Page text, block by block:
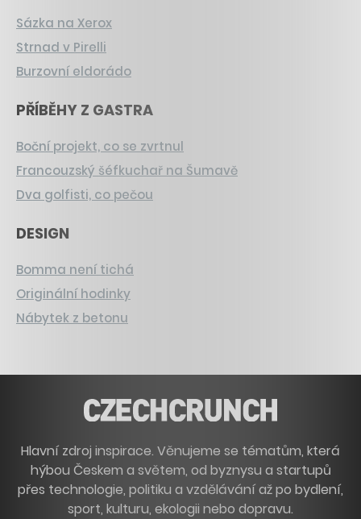
Sázka na Xerox
Strnad v Pirelli
Burzovní eldorádo
PŘÍBĚHY Z GASTRA
Boční projekt, co se zvrtnul
Francouzský šéfkuchař na Šumavě
Dva golfisti, co pečou
DESIGN
Bomma není tichá
Originální hodinky
Nábytek z betonu
Hlavní zdroj inspirace. Věnujeme se tématům, která
hýbou Českem a světem, od byznysu a startupů
přes technologie, politiku a vzdělávání až po bydlení,
sport, kulturu, ekologii nebo dopravu.